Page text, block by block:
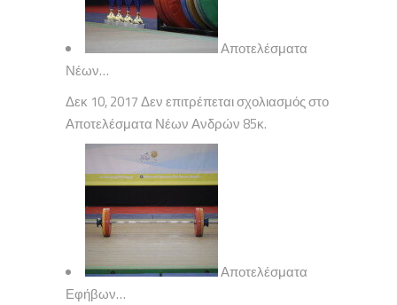
Αποτελέσματα
Νέων…
Δεκ 10, 2017 Δεν επιτρέπεται σχολιασμός στο
Αποτελέσματα Νέων Ανδρών 85κ.
Αποτελέσματα
Εφήβων…